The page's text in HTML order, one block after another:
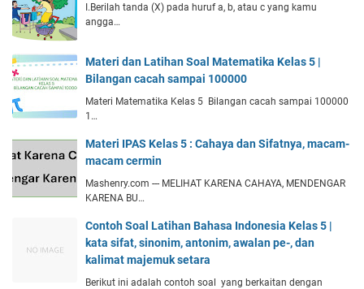
I.Berilah tanda (X) pada huruf a, b, atau c yang kamu
angga…
Materi dan Latihan Soal Matematika Kelas 5 |
Bilangan cacah sampai 100000
Materi Matematika Kelas 5 Bilangan cacah sampai 100000
1…
Materi IPAS Kelas 5 : Cahaya dan Sifatnya, macam-
macam cermin
Mashenry.com --- MELIHAT KARENA CAHAYA, MENDENGAR
KARENA BU…
Contoh Soal Latihan Bahasa Indonesia Kelas 5 |
kata sifat, sinonim, antonim, awalan pe-, dan
kalimat majemuk setara
Berikut ini adalah contoh soal yang berkaitan dengan